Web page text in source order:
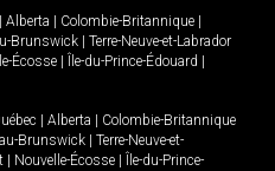
Alberta Colombie-Britannique
Brunswick
Terre-Neuve-et-Labrador
Écosse Île-du-Prince-Édouard
Alberta
Colombie-Britannique
Brunswick
Terre-Neuve-et-
Nouvelle-Écosse
Île-du-Prince-